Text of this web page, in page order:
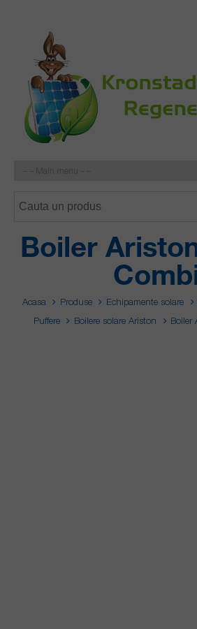
Boiler
Acasa Produse Echipamente solare
Puffere
Boilere solare Ariston Boiler